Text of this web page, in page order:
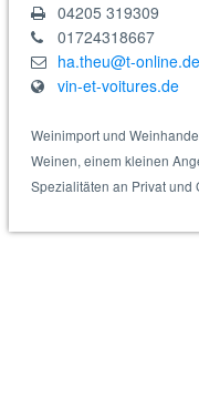
Reserve
04205 319309
01724318667
ha.theu@t-online.de
vin-et-voitures.de
Weinimport und
Weinen, einem kleinen
Spezialitäten an Privat und